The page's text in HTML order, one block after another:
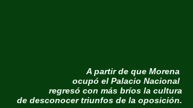
A partir de que Morena
ocupó el Palacio Nacional
regresó con más bríos la cultura
de desconocer triunfos de la oposición.